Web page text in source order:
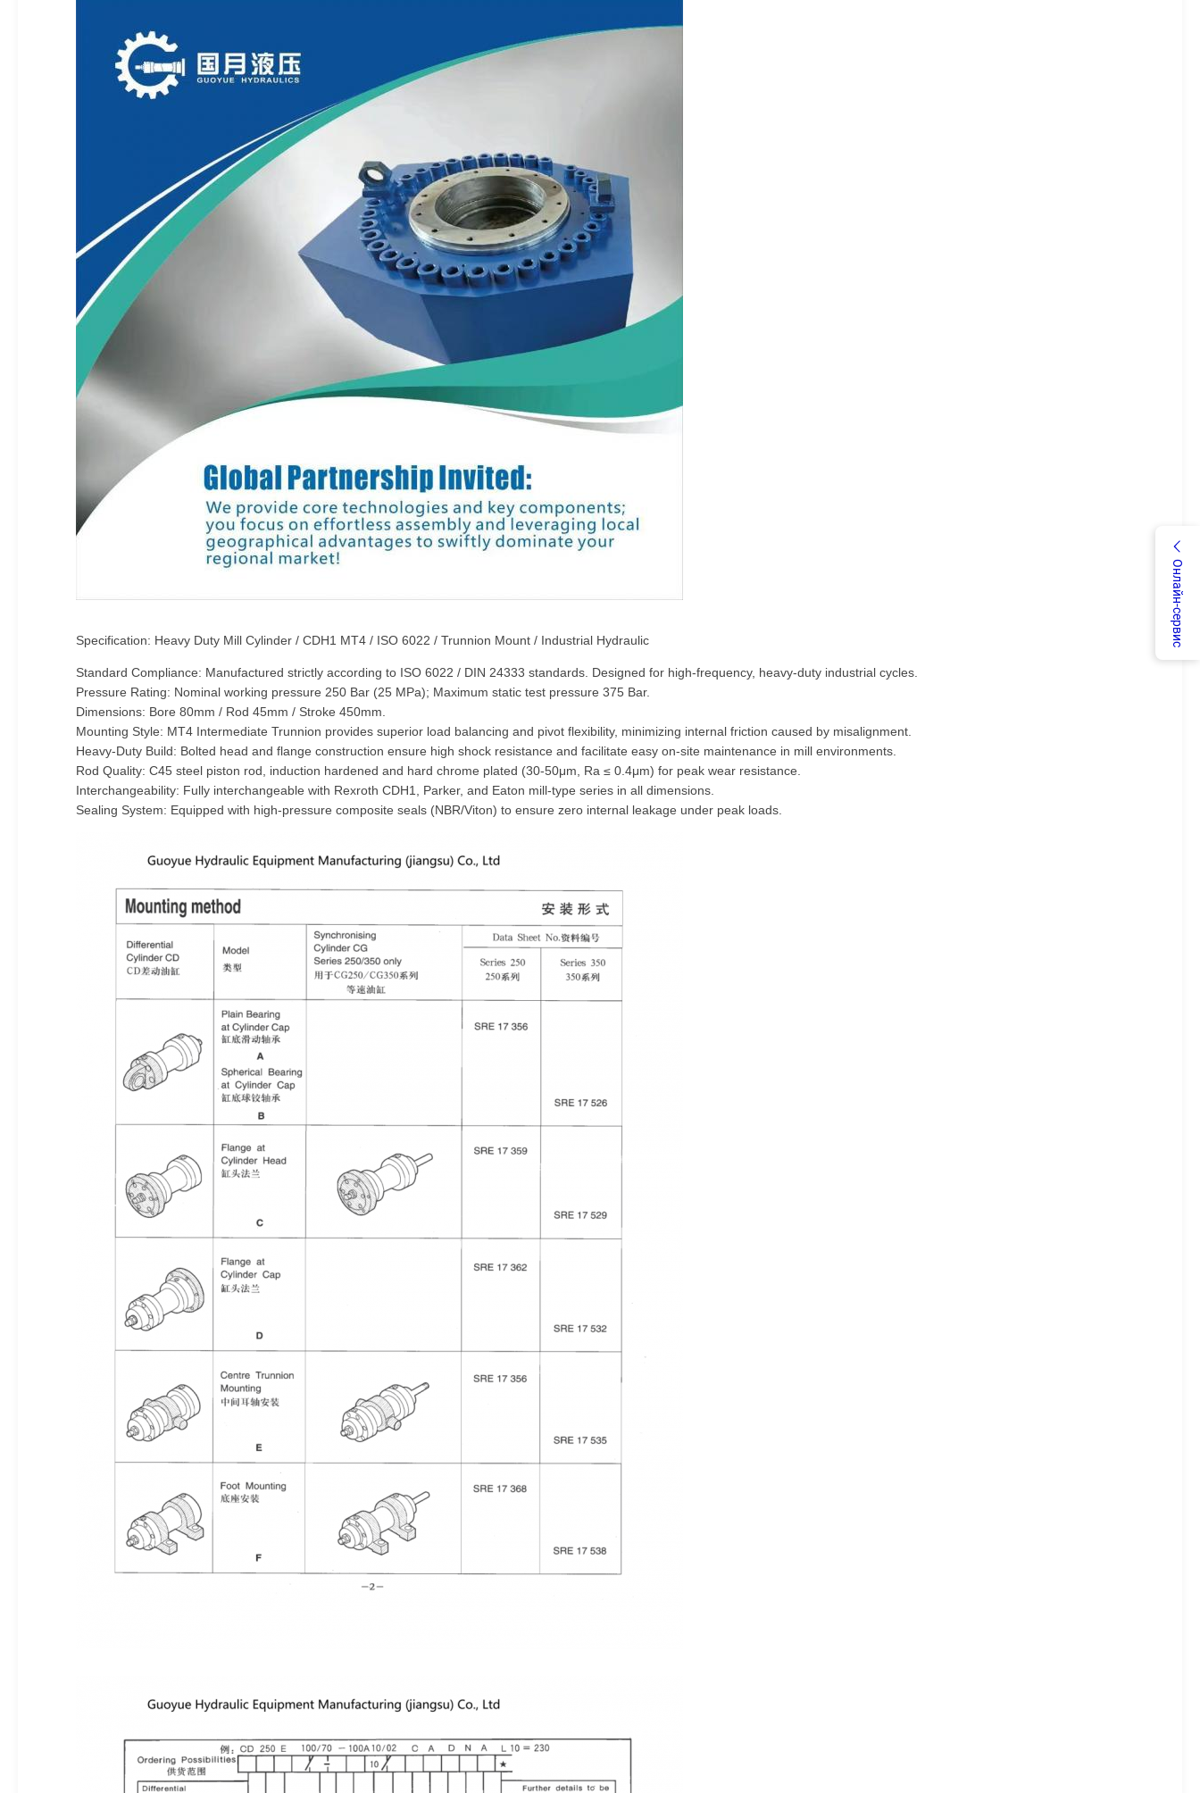
Онлайн-сервис
Specification: Heavy Duty Mill Cylinder / CDH1 MT4 / ISO 6022 / Trunnion Mount / Industrial Hydraulic
Standard Compliance: Manufactured strictly according to ISO 6022 / DIN 24333 standards. Designed for high-frequency, heavy-duty industrial cycles.
Pressure Rating: Nominal working pressure 250 Bar (25 MPa); Maximum static test pressure 375 Bar.
Dimensions: Bore 80mm / Rod 45mm / Stroke 450mm.
Mounting Style: MT4 Intermediate Trunnion provides superior load balancing and pivot flexibility, minimizing internal friction caused by misalignment.
Heavy-Duty Build: Bolted head and flange construction ensure high shock resistance and facilitate easy on-site maintenance in mill environments.
Rod Quality: C45 steel piston rod, induction hardened and hard chrome plated (30-50μm, Ra ≤ 0.4μm) for peak wear resistance.
Interchangeability: Fully interchangeable with Rexroth CDH1, Parker, and Eaton mill-type series in all dimensions.
Sealing System: Equipped with high-pressure composite seals (NBR/Viton) to ensure zero internal leakage under peak loads.